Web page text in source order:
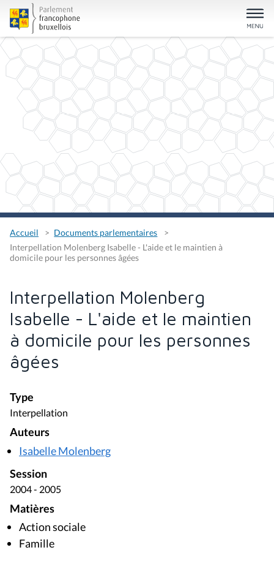
Accueil
Documents parlementaires
Interpellation Molenberg Isabelle - L'aide et le maintien à
domicile pour les personnes âgées
Interpellation Molenberg
Isabelle - L'aide et le maintien
à domicile pour les personnes
âgées
Type
Interpellation
Auteurs
Isabelle Molenberg
Session
2004 - 2005
Matières
Action sociale
Famille